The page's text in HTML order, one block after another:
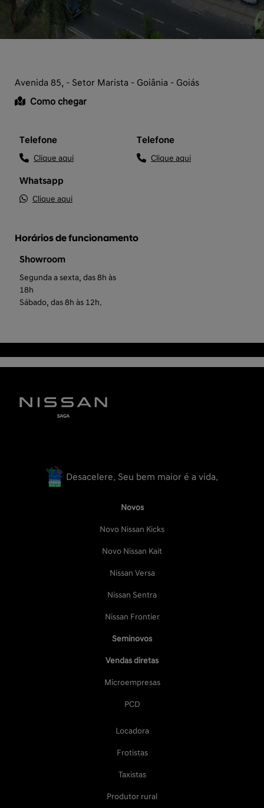
Avenida 85, - Setor Marista - Goiânia - Goiás
Como chegar
Telefone
Clique aqui
Telefone
Clique aqui
Whatsapp
Clique aqui
Horários de funcionamento
Showroom
Segunda a sexta, das 8h às
18h
Sábado, das 8h às 12h.
Desacelere. Seu bem maior é a vida.
Novos
Novo Nissan Kicks
Novo Nissan Kait
Nissan Versa
Nissan Sentra
Nissan Frontier
Seminovos
Vendas diretas
Microempresas
PCD
Locadora
Frotistas
Taxistas
Produtor rural